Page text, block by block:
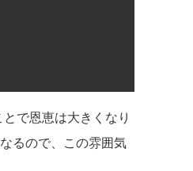
で恩恵は大きくなり
るので、この雰囲気